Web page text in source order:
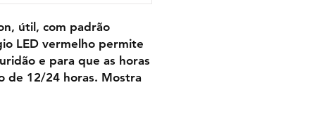
útil, com padrão
LED vermelho permite
e para que as horas
de 12/24 horas. Mostra